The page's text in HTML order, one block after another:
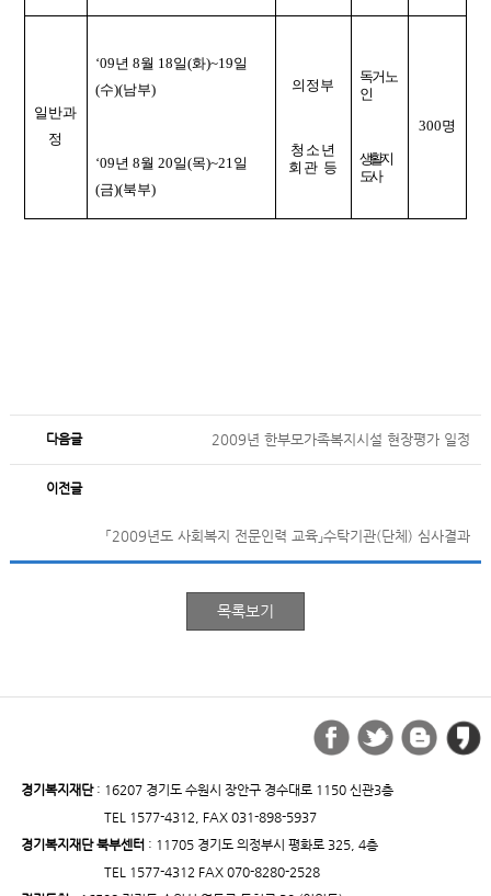
일반과
정
‘09년 8월 18일(화)~19일
(수)(남부)
‘09년 8월 20일(목)~21일
(금)(북부)
의정부
청소년
회관 등
독거노
인
생활지
도사
300명
다음글 2009년 한부모가족복지시설 현장평가 일정
이전글
「2009년도 사회복지 전문인력 교육」수탁기관(단체) 심사결과
경기복지재단: 16207 경기도 수원시 장안구 경수대로 1150 신관3층
TEL 1577-4312, FAX 031-898-5937
경기복지재단 북부센터 : 11705 경기도 의정부시 평화로 325, 4층
TEL 1577-4312 FAX 070-8280-2528